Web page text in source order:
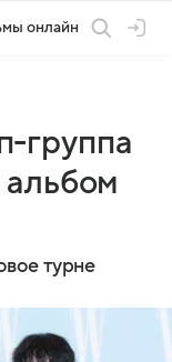
онлайн
группа
альбом
турне